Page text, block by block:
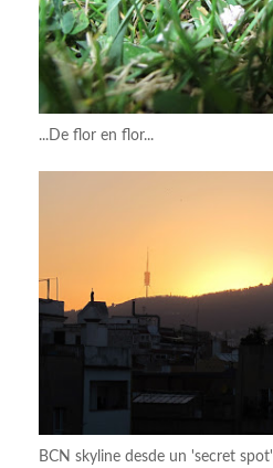
...De flor en flor...
BCN skyline desde un 'secret spot'